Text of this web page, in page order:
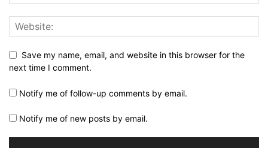
Save my name, email, and website in this browser for the
next time I comment.
Notify me of follow-up comments by email.
Notify me of new posts by email.